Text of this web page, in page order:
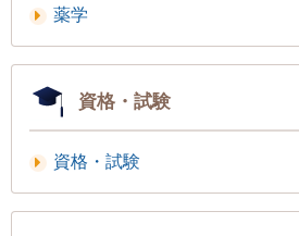
薬学
資格・試験
資格・試験